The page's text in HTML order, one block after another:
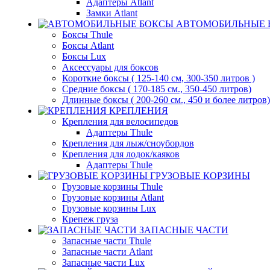
Адаптеры Atlant
Замки Atlant
АВТОМОБИЛЬНЫЕ
Боксы Thule
Боксы Atlant
Боксы Lux
Аксессуары для боксов
Короткие боксы ( 125-140 см, 300-350 литров )
Средние боксы ( 170-185 см., 350-450 литров)
Длинные боксы ( 200-260 см., 450 и более литров)
КРЕПЛЕНИЯ
Крепления для велосипедов
Адаптеры Thule
Крепления для лыж/сноубордов
Крепления для лодок/каяков
Адаптеры Thule
ГРУЗОВЫЕ КОРЗИНЫ
Грузовые корзины Thule
Грузовые корзины Atlant
Грузовые корзины Lux
Крепеж груза
ЗАПАСНЫЕ ЧАСТИ
Запасные части Thule
Запасные части Atlant
Запасные части Lux